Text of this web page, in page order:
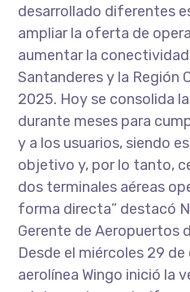
desarrollado diferentes
ampliar la oferta de
aumentar la
Santanderes y la Región
2025. Hoy se consolida
durante meses para
y a los usuarios, siendo
objetivo y, por lo tanto,
dos terminales aéreas
forma directa” destacó
Gerente de Aeropuertos
Desde el miércoles 29
aerolínea Wingo inició la